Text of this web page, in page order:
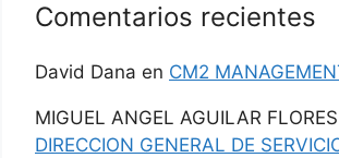
Comentarios recientes
David Dana en CM2
MIGUEL ANGEL AGUILAR FLORES
DIRECCION GENERAL DE